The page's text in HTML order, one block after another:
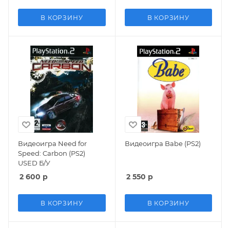
В КОРЗИНУ В КОРЗИНУ
Видеоигра Need for
Speed: Carbon (PS2)
USED Б/У
2 600 р
В КОРЗИНУ
Видеоигра Babe (PS2)
2 550 р
В КОРЗИНУ